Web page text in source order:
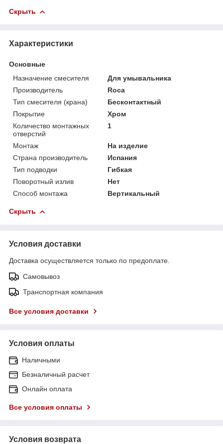
Скрыть
Характеристики
Основные
Назначение смесителя
Для умывальника
Производитель
Roca
Тип смесителя (крана)
Бесконтактный
Покрытие
Хром
Количество монтажных
отверстий
1
Монтаж
На изделие
Страна производитель
Испания
Тип подводки
Гибкая
Поворотный излив
Нет
Способ монтажа
Вертикальный
Скрыть
Условия доставки
Доставка осуществляется только по предоплате.
Самовывоз
Транспортная компания
Все условия доставки
Условия оплаты
Наличными
Безналичный расчет
Онлайн оплата
Все условия оплаты
Условия возврата